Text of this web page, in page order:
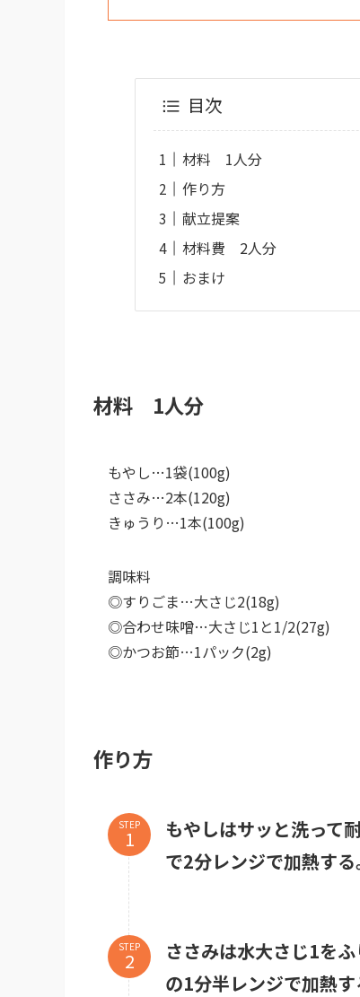
目次
材料 1人分
作り方
献立提案
材料費 2人分
おまけ
材料 1人分
もやし…1袋(100g)
ささみ…2本(120g)
きゅうり…1本(100g)
調味料
◎すりごま…大さじ2(18g)
◎合わせ味噌…大さじ1と1/2(27g)
◎かつお節…1パック(2g)
作り方
STEP
もやしはサッと洗って
で2分レンジで加熱する
STEP
ささみは水大さじ1を
の1分半レンジで加熱